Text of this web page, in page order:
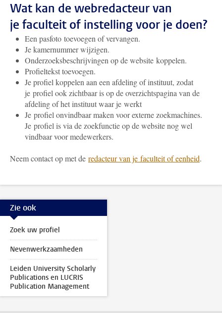
Wat kan de webredacteur van
je faculteit of instelling voor je doen?
Een pasfoto toevoegen of vervangen.
Je kamernummer wijzigen.
Onderzoeksbeschrijvingen op de website koppelen.
Profieltekst toevoegen.
Je profiel koppelen aan een afdeling of instituut, zodat
je profiel ook zichtbaar is op de overzichtspagina van de
afdeling of het instituut waar je werkt
Je profiel onvindbaar maken voor externe zoekmachines.
Je profiel is via de zoekfunctie op de website nog wel
vindbaar voor medewerkers.
Neem contact op met de redacteur van je faculteit of eenheid.
Zie ook
Zoek uw profiel
Nevenwerkzaamheden
Leiden University Scholarly
Publications en LUCRIS
Publication Management